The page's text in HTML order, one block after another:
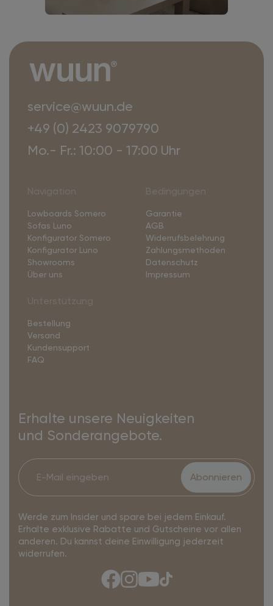
service@wuun.de
+49 (0) 2423 9079790
Mo.- Fr.: 10:00 - 17:00 Uhr
Lowboards Somero
Sofas Luno
Konfigurator Somero
Konfigurator Luno
Showrooms
Über uns
Garantie
AGB
Widerrufsbelehrung
Zahlungsmethoden
Datenschutz
Impressum
Bestellung
Versand
Kundensupport
FAQ
Erhalte unsere Neuigkeiten
und Sonderangebote.
Abonnieren
Werde zum Insider und spare bei jedem Einkauf.
Erhalte exklusive Rabatte und Gutscheine vor allen
anderen. Du kannst deine Einwilligung jederzeit
widerrufen.